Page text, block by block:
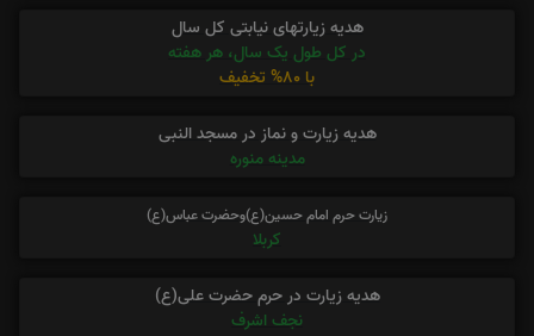
هدیه زیارتهای نیابتی کل سال
در کل طول یک سال، هر هفته
با 80% تخفیف
هدیه زیارت و نماز در مسجد النبی
مدینه منوره
زیارت حرم امام حسین(ع)وحضرت عباس(ع)
کربلا
هدیه زیارت در حرم حضرت علی(ع)
نجف اشرف